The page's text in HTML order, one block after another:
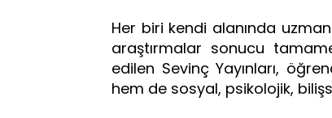
Her biri kendi alanında
araştırmalar sonucu
edilen Sevinç Yayınları,
hem de sosyal, psikolojik,